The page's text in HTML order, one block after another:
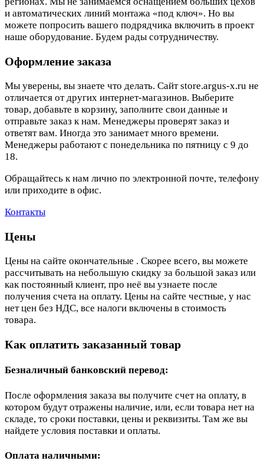
и автоматических линий монтажа «под ключ». Но вы
можете попросить вашего подрядчика включить в проект
наше оборудование. Будем рады сотрудничеству.
Оформление заказа
Мы уверены, вы знаете что делать. Сайт store.argus-x.ru не
отличается от других интернет-магазинов. Выберите
товар, добавьте в корзину, заполните свои данные и
отправьте заказ к нам. Менеджеры проверят заказ и
ответят вам. Иногда это занимает много времени.
Менеджеры работают с понедельника по пятницу с 9 до
18.
Обращайтесь к нам лично по электронной почте, телефону
или приходите в офис.
Контакты
Цены
Цены на сайте окончательные . Скорее всего, вы можете
рассчитывать на небольшую скидку за большой заказ или
как постоянный клиент, про неё вы узнаете после
получения счета на оплату. Цены на сайте честные, у нас
нет цен без НДС, все налоги включены в стоимость
товара.
Как оплатить заказанный товар
Безналичный банковский перевод:
После оформления заказа вы получите счет на оплату, в
котором будут отражены наличие, или, если товара нет на
складе, то сроки поставки, цены и реквизиты. Там же вы
найдете условия поставки и оплаты.
Оплата наличными: